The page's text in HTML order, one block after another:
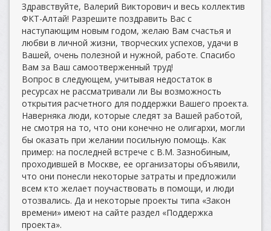
Здравствуйте, Валерий Викторович и весь коллектив
ФКТ-Алтай! Разрешите поздравить Вас с
наступающим новым годом, желаю Вам счастья и
любви в личной жизни, творческих успехов, удачи в
Вашей, очень полезной и нужной, работе. Спасибо
Вам за Ваш самоотверженный труд!
Вопрос в следующем, учитывая недостаток в
ресурсах не рассматривали ли Вы возможность
открытия расчетного для поддержки Вашего проекта.
Наверняка люди, которые следят за Вашей работой,
не смотря на то, что они конечно не олигархи, могли
бы оказать при желании посильную помощь. Как
пример: на последней встрече с В.М. Зазнобиным,
проходившей в Москве, ее организаторы объявили,
что они понесли некоторые затраты и предложили
всем кто желает поучаствовать в помощи, и люди
отозвались. Да и некоторые проекты типа «Закон
времени» имеют на сайте раздел «Поддержка
проекта».